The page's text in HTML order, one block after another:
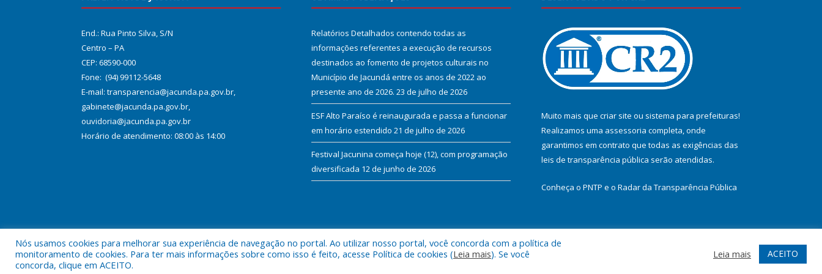
End.: Rua Pinto Silva, S/N
Centro – PA
CEP: 68590-000
Fone: (94) 99112-5648
E-mail: transparencia@jacunda.pa.gov.br,
gabinete@jacunda.pa.gov.br,
ouvidoria@jacunda.pa.gov.br
Horário de atendimento: 08:00 às 14:00
Relatórios Detalhados contendo todas as
informações referentes a execução de recursos
destinados ao fomento de projetos culturais no
Município de Jacundá entre os anos de 2022 ao
presente ano de 2026. 23 de julho de 2026
ESF Alto Paraíso é reinaugurada e passa a funcionar
em horário estendido 21 de julho de 2026
Festival Jacunina começa hoje (12), com programação
diversificada 12 de junho de 2026
Muito mais que criar site ou sistema para prefeituras!
Realizamos uma assessoria completa, onde
garantimos em contrato que todas as exigências das
leis de transparência pública serão atendidas.
Conheça o PNTP e o Radar da Transparência Pública
Todos os direitos reservados a Prefeitura Municipal de Jacundá. Mapa do Site Acessar Webmail
Nós usamos cookies para melhorar sua experiência de navegação no portal. Ao utilizar nosso portal, você concorda com a política de
monitoramento de cookies. Para ter mais informações sobre como isso é feito, acesse Política de cookies (Leia mais). Se você
concorda, clique em ACEITO.
Leia mais ACEITO